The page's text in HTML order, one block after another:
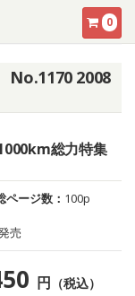
0
No.1170 2008
総力特集
ページ数： 100p
売
円 （税込）